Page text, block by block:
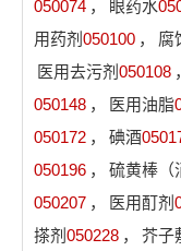
050074 ， 眼药水
用药剂 050100 ， 腐
医用去污剂 050108 ，
050148 ， 医用油脂
050172 ， 碘酒
050196 ， 硫黄棒（
050207 ， 医用酊剂
搽剂 050228 ， 芥子